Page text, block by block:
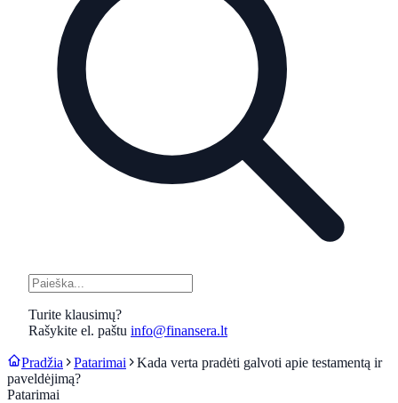
Turite klausimų?
Rašykite el. paštu info@finansera.lt
Pradžia Patarimai
Kada verta pradėti galvoti apie testamentą ir
paveldėjimą?
Patarimai